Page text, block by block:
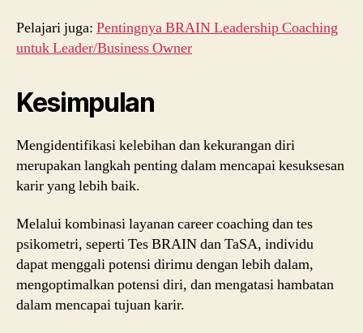
Pelajari juga: Pentingnya BRAIN Leadership Coaching
untuk Leader/Business Owner
Kesimpulan
Mengidentifikasi kelebihan dan kekurangan diri
merupakan langkah penting dalam mencapai kesuksesan
karir yang lebih baik.
Melalui kombinasi layanan career coaching dan tes
psikometri, seperti Tes BRAIN dan TaSA, individu
dapat menggali potensi dirimu dengan lebih dalam,
mengoptimalkan potensi diri, dan mengatasi hambatan
dalam mencapai tujuan karir.